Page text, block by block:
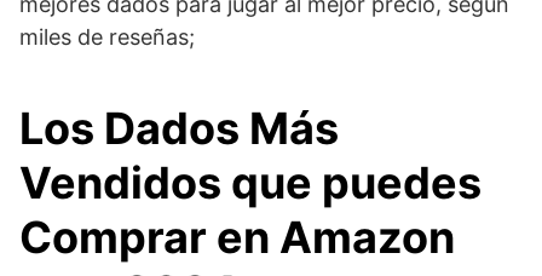
miles de reseñas;
Los Dados Más
Vendidos que puedes
Comprar en Amazon